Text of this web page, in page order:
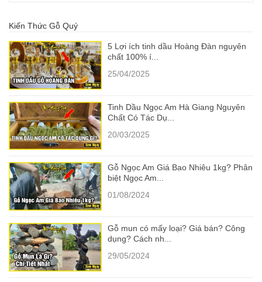
Kiến Thức Gỗ Quý
5 Lợi ích tinh dầu Hoàng Đàn nguyên
chất 100% í...
25/04/2025
Tinh Dầu Ngọc Am Hà Giang Nguyên
Chất Có Tác Dụ...
20/03/2025
Gỗ Ngọc Am Giá Bao Nhiêu 1kg? Phân
biệt Ngọc Am...
01/08/2024
Gỗ mun có mấy loại? Giá bán? Công
dụng? Cách nh...
29/05/2024